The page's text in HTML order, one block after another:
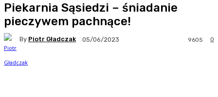
Piekarnia Sąsiedzi – śniadanie
pieczywem pachnące!
By Piotr Gładczak 05/06/2023 0
9605